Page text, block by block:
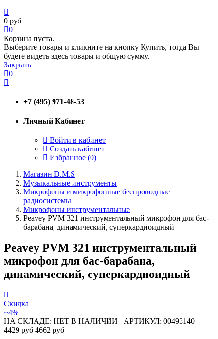
0 руб
0
Корзина пуста.
Выберите товары и кликните на кнопку Купить, тогда Вы
будете видеть здесь товары и общую сумму.
Закрыть
0
+7 (495) 971-48-53
Личный Кабинет
Войти в кабинет
Создать кабинет
Избранное (0)
Магазин D.M.S
Музыкальные инструменты
Микрофоны и микрофонные беспроводные
радиосистемы
Микрофоны инструментальные
Peavey PVM 321 инструментальный микрофон для бас-
барабана, динамический, суперкардиоидный
Peavey PVM 321 инструментальный
микрофон для бас-барабана,
динамический, суперкардиоидный
Скидка
~4%
НА СКЛАДЕ: НЕТ В НАЛИЧИИ АРТИКУЛ: 00493140
4429 руб 4662 руб